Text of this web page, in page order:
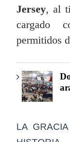
Jersey, al
cargado
permitidos
LA